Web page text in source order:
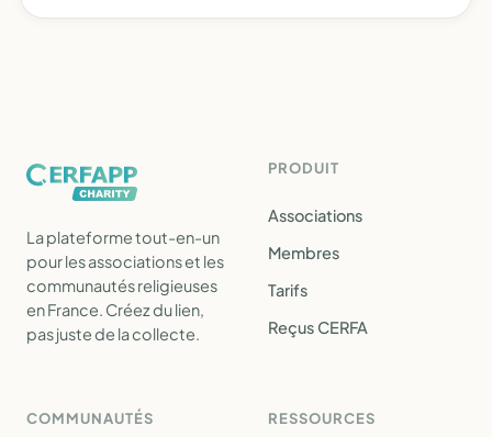
La plateforme tout-en-un
pour les associations et les
communautés religieuses
en France. Créez du lien,
pas juste de la collecte.
PRODUIT
Associations
Membres
Tarifs
Reçus CERFA
COMMUNAUTÉS RESSOURCES